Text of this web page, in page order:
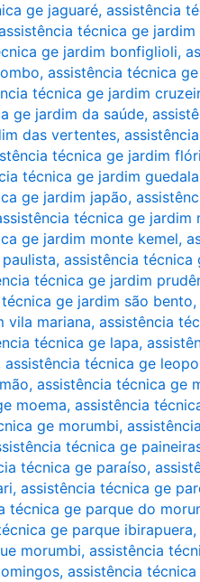
ge jaguaré, assistência
técnica ge jardim
ge jardim bonfiglioli,
, assistência técnica
técnica ge jardim
ge jardim da saúde,
das vertentes,
técnica ge jardim
técnica ge jardim guedala
ge jardim japão,
técnica ge jardim
ge jardim monte kemel,
, assistência técnica
técnica ge jardim
ge jardim são bento,
vila mariana, assistência
técnica ge lapa,
assistência técnica ge
, assistência técnica ge
moema, assistência
ge morumbi,
técnica ge
técnica ge paraíso,
, assistência técnica ge
técnica ge parque do
ge parque ibirapuera,
morumbi, assistência
, assistência